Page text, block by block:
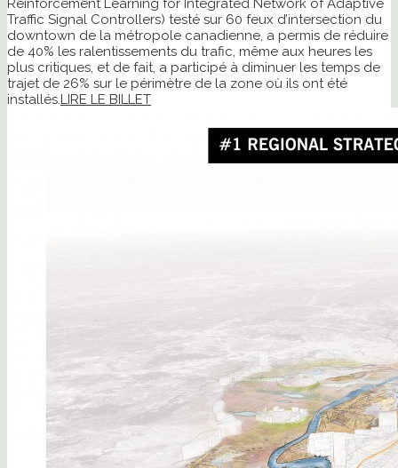
Reinforcement Learning for Integrated Network of Adaptive
Traffic Signal Controllers) testé sur 60 feux d’intersection du
downtown de la métropole canadienne, a permis de réduire
de 40% les ralentissements du trafic, même aux heures les
plus critiques, et de fait, a participé à diminuer les temps de
trajet de 26% sur le périmètre de la zone où ils ont été
installés.LIRE LE BILLET